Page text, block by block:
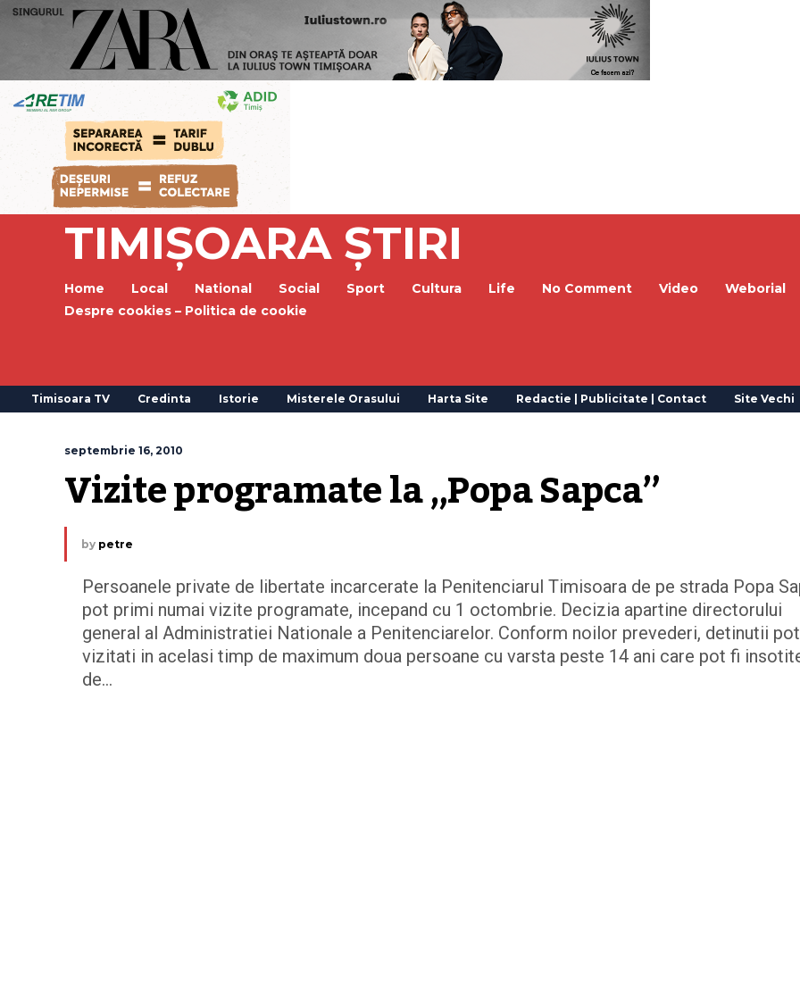
TIMIȘOARA ȘTIRI
Home Local National Social Sport Cultura Life No Comment Video
Weborial
Despre cookies – Politica de cookie
Timisoara TV Credinta Istorie Misterele Orasului Harta Site Redactie | Publicitate | Contact Site Vechi
septembrie 16, 2010
Vizite programate la „Popa Sapca”
by petre
Persoanele private de libertate incarcerate la Penitenciarul Timisoara de pe strada Popa
pot primi numai vizite programate, incepand cu 1 octombrie. Decizia apartine directorului
general al Administratiei Nationale a Penitenciarelor. Conform noilor prevederi, detinutii
vizitati in acelasi timp de maximum doua persoane cu varsta peste 14 ani care pot fi
de…